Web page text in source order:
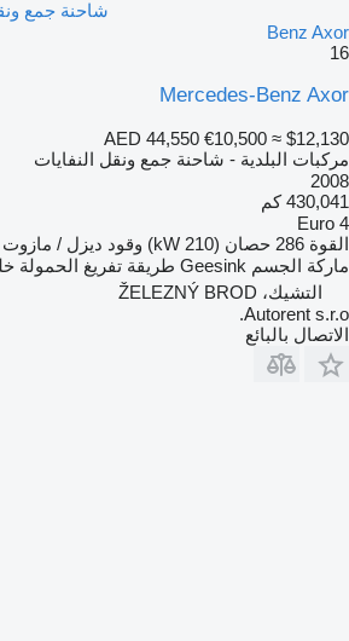
Benz Axor
16
Mercedes-Benz Axor
AED 44,550 €10,500 ≈ $12,130
مركبات البلدية - شاحنة جمع ونقل النفايات
2008
430,041 كم
Euro 4
القوة 286 حصان (210 kW) وقود ديزل / مازوت
ماركة الجسم Geesink طريقة تفريغ الحمولة
التشيك، ŽELEZNÝ BROD
Autorent s.r.o.
الاتصال بالبائع